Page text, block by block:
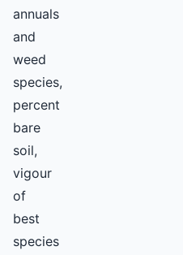
annuals
and
weed
species,
percent
bare
soil,
vigour
of
best
species